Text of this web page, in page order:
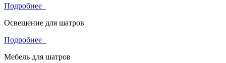
Подробнее
Освещение для шатров
Подробнее
Мебель для шатров